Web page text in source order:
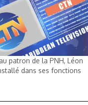
patron de la PNH, Léon
dans ses fonctions